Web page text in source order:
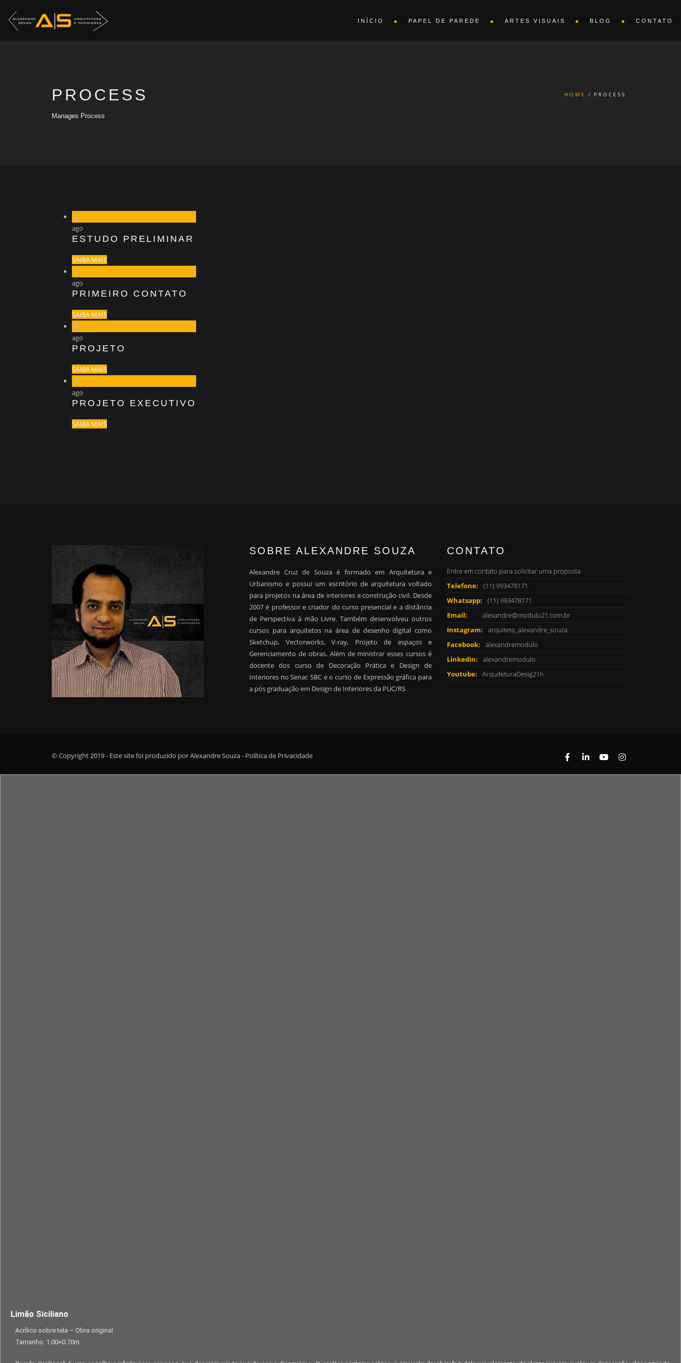
INÍCIO PAPEL DE PAREDE ARTES VISUAIS BLOG CONTATO
PROCESS
Manages Process
HOME PROCESS
12
ago
ESTUDO PRELIMINAR
SAIBA MAIS
12
ago
PRIMEIRO CONTATO
SAIBA MAIS
12
ago
PROJETO
SAIBA MAIS
12
ago
PROJETO EXECUTIVO
SAIBA MAIS
SOBRE ALEXANDRE SOUZA
Alexandre Cruz de Souza é formado em Arquitetura e
Urbanismo e possui um escritório de arquitetura voltado
para projetos na área de interiores e construção civil. Desde
2007 é professor e criador do curso presencial e a distância
de Perspectiva à mão Livre. Também desenvolveu outros
cursos para arquitetos na área de desenho digital como
Sketchup, Vectorworks, V-ray, Projeto de espaços e
Gerenciamento de obras. Além de ministrar esses cursos é
docente dos curso de Decoração Prática e Design de
Interiores no Senac SBC e o curso de Expressão gráfica para
a pós graduação em Design de Interiores da PUC/RS
CONTATO
Entre em contato para solicitar uma proposta
Telefone:
(11) 993478171
Whatsapp:
(11) 993478171
Email:
alexandre@modulo21.com.br
Instagram:
arquiteto_alexandre_souza
Facebook:
alexandremodulo
Linkedin:
alexandremodulo
Youtube:
ArquiteturaDesig21n
© Copyright 2019 - Este site foi produzido por Alexandre Souza - Política de Privacidade
Limão Siciliano
Acrílico sobre tela – Obra original
Tamanho: 1.00×0.70m